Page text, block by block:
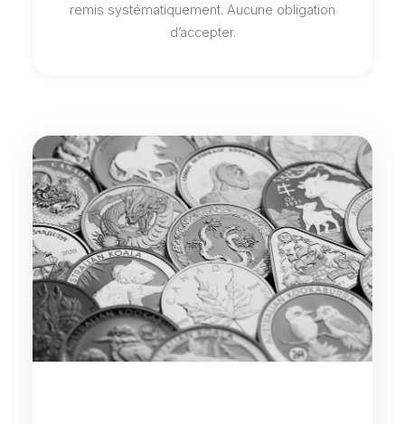
remis systématiquement. Aucune obligation
d’accepter.